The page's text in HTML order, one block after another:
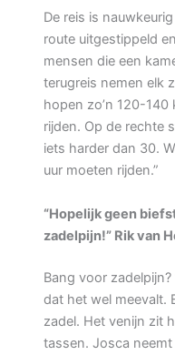
De reis is
route uitgestippeld
mensen die een
terugreis nemen elk
hopen zo’n 120-
rijden. Op de rechte
iets harder dan 30.
uur moeten rijden.”
“Hopelijk geen
zadelpijn!” Rik van
Bang voor
dat het wel meevalt.
zadel. Het venijn zit
tassen. Josca